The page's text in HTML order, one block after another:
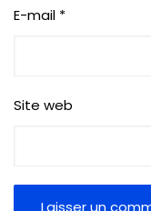
E-mail *
Site web